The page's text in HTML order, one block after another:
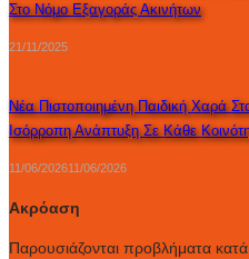
Στο Νόμο Εξαγοράς Ακινήτων
21/11/2025
Νέα Πιστοποιημένη Παιδική Χαρά
Ισόρροπη Ανάπτυξη Σε Κάθε
11/06/202611/06/2026
Ακρόαση
Παρουσιάζονται προβλήματα